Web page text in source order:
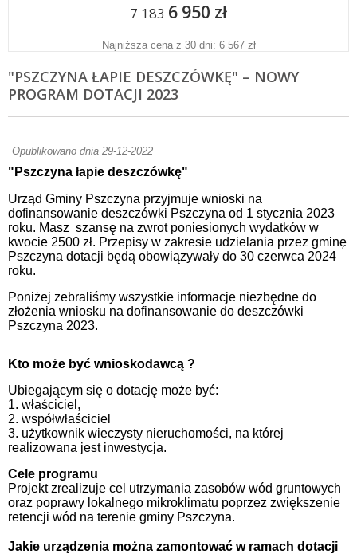
7 183 6 950 zł
Najniższa cena z 30 dni: 6 567 zł
"PSZCZYNA ŁAPIE DESZCZÓWKĘ" – NOWY
PROGRAM DOTACJI 2023
Opublikowano dnia 29-12-2022
"Pszczyna łapie deszczówkę"
Urząd Gminy Pszczyna przyjmuje wnioski na
dofinansowanie deszczówki Pszczyna od 1 stycznia 2023
roku. Masz szansę na zwrot poniesionych wydatków w
kwocie 2500 zł. Przepisy w zakresie udzielania przez gminę
Pszczyna dotacji będą obowiązywały do 30 czerwca 2024
roku.
Poniżej zebraliśmy wszystkie informacje niezbędne do
złożenia wniosku na dofinansowanie do deszczówki
Pszczyna 2023.
Kto może być wnioskodawcą ?
Ubiegającym się o dotację może być:
1. właściciel,
2. współwłaściciel
3. użytkownik wieczysty nieruchomości, na której
realizowana jest inwestycja.
Cele programu
Projekt zrealizuje cel utrzymania zasobów wód gruntowych
oraz poprawy lokalnego mikroklimatu poprzez zwiększenie
retencji wód na terenie gminy Pszczyna.
Jakie urządzenia można zamontować w ramach dotacji